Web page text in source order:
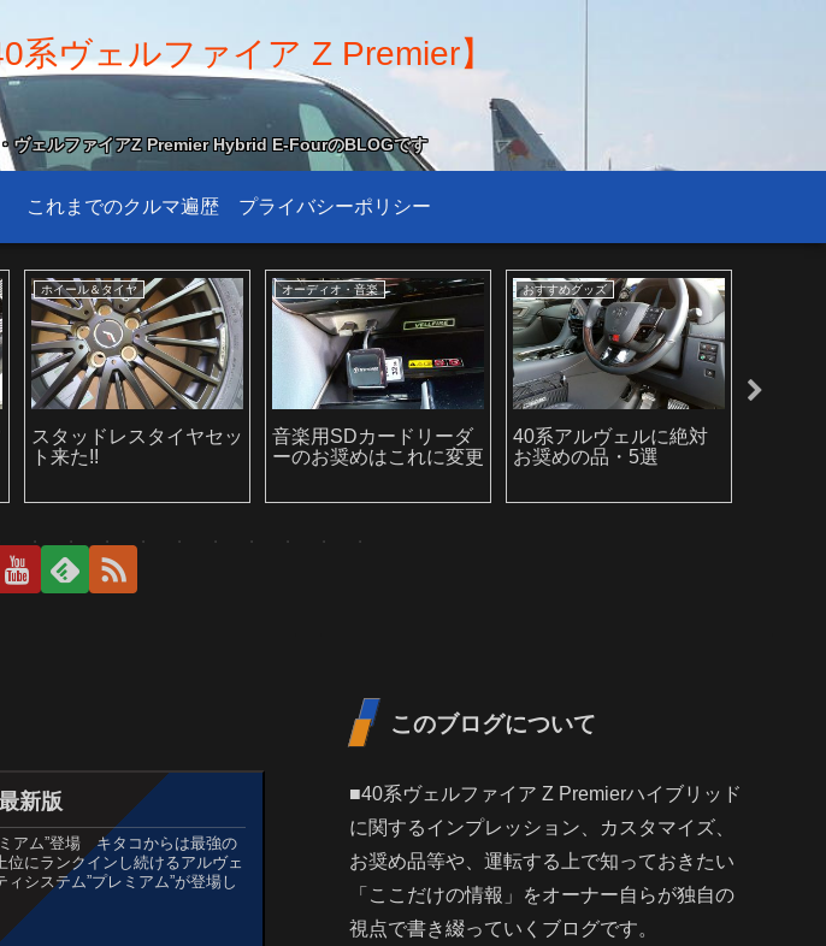
ヴェルファイア Z Premier】
ヴェルファイアZ Premier Hybrid E-FourのBLOGです
これまでのクルマ遍歴 プライバシーポリシー
ドライブ
久しぶりに都内をドライ
ブ
ホイール＆タイヤ
スタッドレスタイヤセッ
ト入荷待ち
ドライブ
Newホイールセットで
プチドライブ
新版
アム”登場 キタコからは最強の
にランクインし続けるアルヴェ
システム”プレミアム”が登場し
このブログについて
■40系ヴェルファイア Z Premierハイブリッド
に関するインプレッション、カスタマイズ、
お奨め品等や、運転する上で知っておきたい
「ここだけの情報」をオーナー自らが独自の
視点で書き綴っていくブログです。